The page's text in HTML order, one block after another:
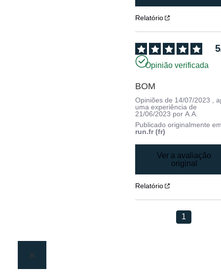
Relatório
5
Opinião verificada
BOM
Opiniões de 14/07/2023 ,
uma experiência de
21/06/2023 porA.A.
Publicado originalmente
run.fr (fr)
Ver a avaliação
original
Relatório
1